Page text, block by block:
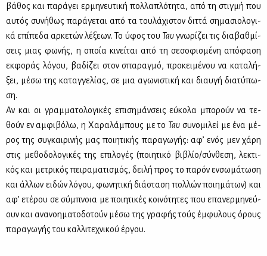
βά­θος και πα­ρά­γει ερ­μη­νευ­τι­κή πολ­λα­πλό­τη­τα, από τη στιγ­μή που
αυ­τός συ­νή­θως πα­ρά­γε­ται από τα του­λά­χι­στον διτ­τά ση­μα­σιο­λο­γι­
κά επί­πε­δα αρ­κε­τών λέ­ξε­ων. Το ύφος του Ταυγνω­ρί­ζει τις δια­βαθ­μί­
σεις μιας φω­νής, η οποία κι­νεί­ται από τη σε­σο­φι­σμέ­νη από­φα­ση
εκ­φο­ράς λό­γου, βα­δί­ζει στον σπα­ραγ­μό, προ­κει­μέ­νου να κα­τα­λή­
ξει, μέ­σω της κα­ταγ­γε­λί­ας, σε μια αγω­νι­στι­κή και διαυ­γή δια­τύ­πω­
ση.
Αν και οι γραμ­μα­το­λο­γι­κές επι­ση­μάν­σεις εύ­κο­λα μπο­ρούν να τε­
θούν εν αμ­φι­βό­λω, η Χα­ρα­λά­μπους με το Ταυ συ­νο­μι­λεί με ένα μέ­
ρος της συ­γκαι­ρι­νής μας ποι­η­τι­κής πα­ρα­γω­γής: αφ’ ενός μεν χά­ρη
στις με­θο­δο­λο­γι­κές της επι­λο­γές (ποι­η­τι­κό βι­βλίο/σύν­θε­ση, λε­κτι­
κός και με­τρι­κός πει­ρα­μα­τι­σμός, δει­λή προς το πα­ρόν εν­σω­μά­τω­ση
και άλ­λων ει­δών λό­γου, φω­νη­τι­κή διά­στα­ση πολ­λών ποι­η­μά­των) και
αφ’ ετέ­ρου σε σύ­μπνοια με ποι­η­τι­κές κοι­νό­τη­τες που επα­νερ­μη­νεύ­
ουν και ανα­νοη­μα­το­δο­τούν μέ­σω της γρα­φής τούς έμ­φυ­λους όρους
πα­ρα­γω­γής του καλ­λι­τε­χνι­κού έρ­γου.